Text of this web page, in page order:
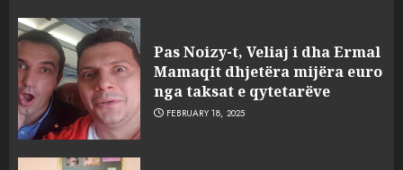
Pas Noizy-t, Veliaj i dha Ermal
Mamaqit dhjetëra mijëra euro
nga taksat e qytetarëve
FEBRUARY 18, 2025